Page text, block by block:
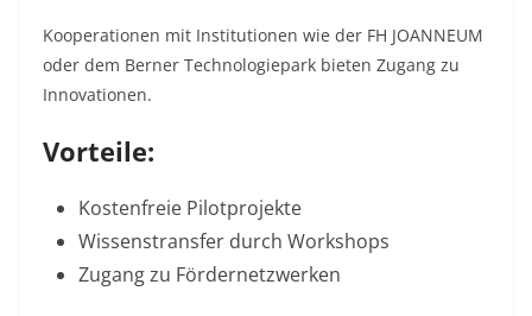
Kooperationen mit Institutionen wie der FH JOANNEUM
oder dem Berner Technologiepark bieten Zugang zu
Innovationen.
Vorteile:
Kostenfreie Pilotprojekte
Wissenstransfer durch Workshops
Zugang zu Fördernetzwerken